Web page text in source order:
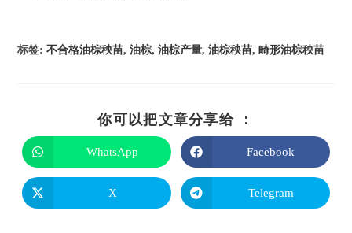
标签:不合格油棕秧苗, 油棕, 油棕产量, 油棕秧苗, 畸形油棕秧苗
你可以把文章分享给 ：
WhatsApp Facebook
X Telegram